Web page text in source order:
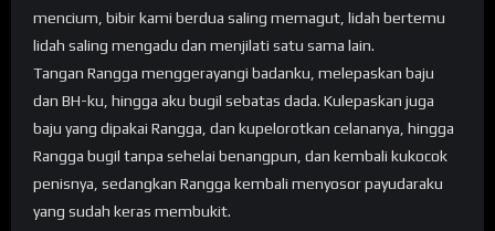
mencium, bibir kami berdua saling memagut, lidah bertemu
lidah saling mengadu dan menjilati satu sama lain.
Tangan Rangga menggerayangi badanku, melepaskan baju
dan BH-ku, hingga aku bugil sebatas dada. Kulepaskan juga
baju yang dipakai Rangga, dan kupelorotkan celananya, hingga
Rangga bugil tanpa sehelai benangpun, dan kembali kukocok
penisnya, sedangkan Rangga kembali menyosor payudaraku
yang sudah keras membukit.